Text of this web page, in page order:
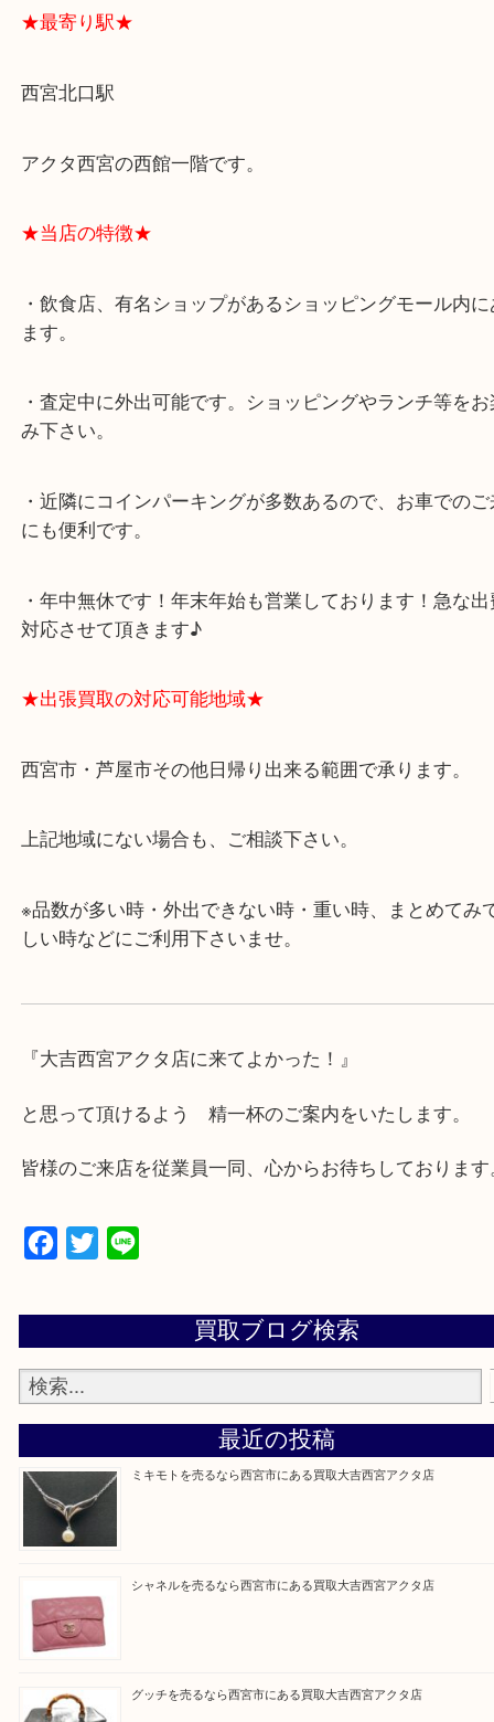
アクタ西宮の西館一階です。
★当店の特徴★
ます。
・査定中に外出可能です。ショッピングやランチ等
にも便利です。
・年中無休です！年末年始も営業しております！急
★出張買取の対応可能地域★
西宮市・芦屋市その他日帰り出来る範囲で承ります
上記地域にない場合も、ご相談下さい。
※品数が多い時・外出できない時・重い時、まとめ
しい時などにご利用下さいませ。
『大吉西宮アクタ店に来てよかった！』
と思って頂けるよう 精一杯のご案内をいたします
皆様のご来店を従業員一同、心からお待ちしており
Facebook
Twitter
Line